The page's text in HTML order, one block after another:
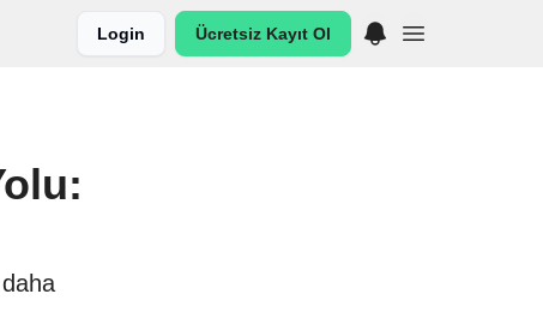
Login Ücretsiz Kayıt Ol